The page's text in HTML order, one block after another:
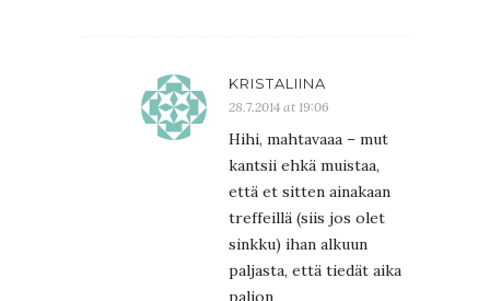
KRISTALIINA
28.7.2014 at 19:06
Hihi, mahtavaaa – mut
kantsii ehkä muistaa,
että et sitten ainakaan
treffeillä (siis jos olet
sinkku) ihan alkuun
paljasta, että tiedät aika
paljon